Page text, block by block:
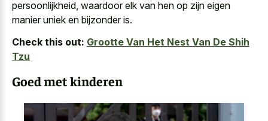
persoonlijkheid, waardoor elk van hen op zijn eigen
manier uniek en bijzonder is.
Check this out: Grootte Van Het Nest Van De Shih
Tzu
Goed met kinderen